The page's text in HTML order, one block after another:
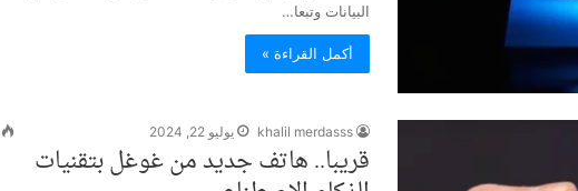
البيانات وتبعا…
أكمل القراءة »
khalil merdasss يوليو 22, 2024
قريبا.. هاتف جديد من غوغل بتقنيات